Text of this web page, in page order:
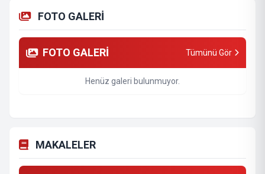
FOTO GALERİ
FOTO GALERİ Tümünü Gör
Henüz galeri bulunmuyor.
MAKALELER